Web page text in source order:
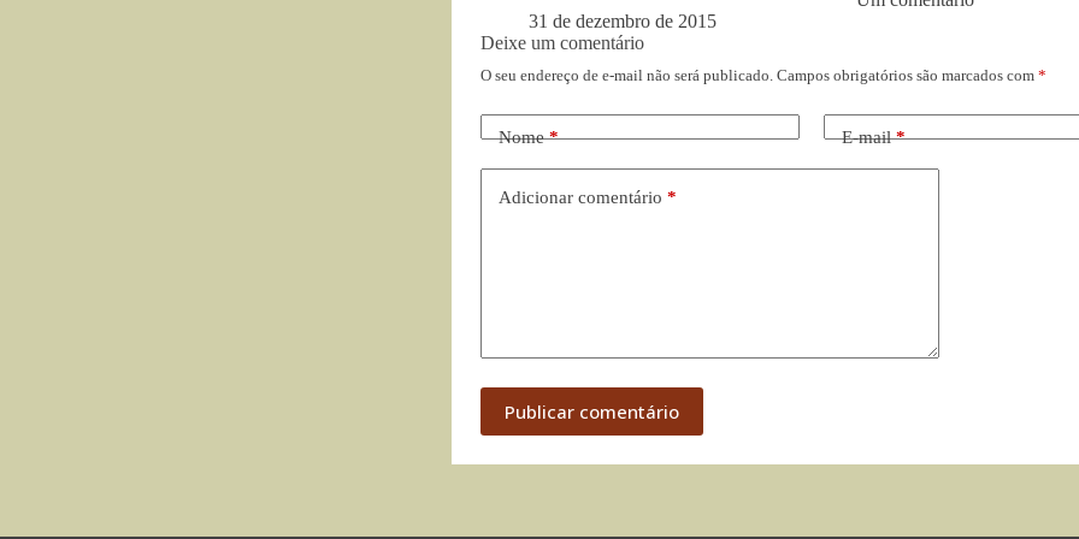
31 de dezembro de 2015
Deixe um comentário
O seu endereço de e-mail não será publicado. Campos obrigatórios são marcados com *
Nome* E-mail*
Adicionar comentário *
Publicar comentário